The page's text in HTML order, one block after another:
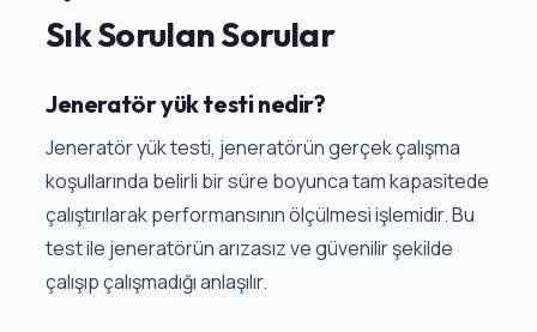
Sık Sorulan Sorular
Jeneratör yük testi nedir?
Jeneratör yük testi, jeneratörün gerçek çalışma
koşullarında belirli bir süre boyunca tam kapasitede
çalıştırılarak performansının ölçülmesi işlemidir. Bu
test ile jeneratörün arızasız ve güvenilir şekilde
çalışıp çalışmadığı anlaşılır.